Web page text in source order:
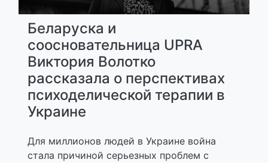
Беларуска и
соосновательница UPRA
Виктория Волотко
рассказала о перспективах
психоделической терапии в
Украине
Для миллионов людей в Украине война
стала причиной серьезных проблем с